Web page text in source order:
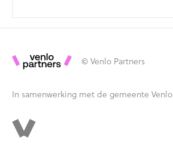
© Venlo Partners
In samenwerking met de gemeente Venlo